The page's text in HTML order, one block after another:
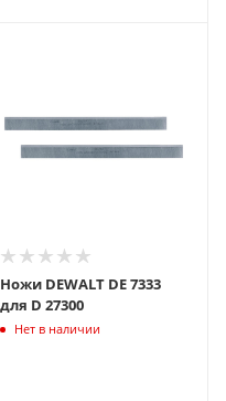
Ножи DEWALT DE 7333
для D 27300
Нет в наличии